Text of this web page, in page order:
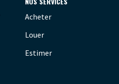
Acheter
Louer
Estimer